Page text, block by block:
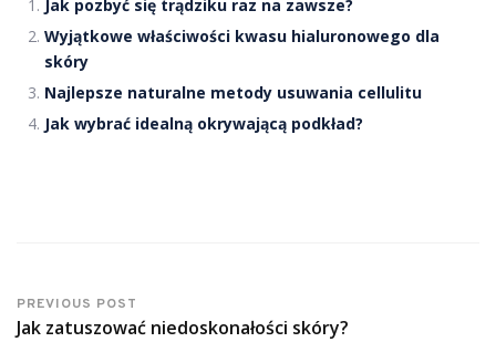
Jak pozbyć się trądziku raz na zawsze?
Wyjątkowe właściwości kwasu hialuronowego dla
skóry
Najlepsze naturalne metody usuwania cellulitu
Jak wybrać idealną okrywającą podkład?
PREVIOUS POST
Jak zatuszować niedoskonałości skóry?